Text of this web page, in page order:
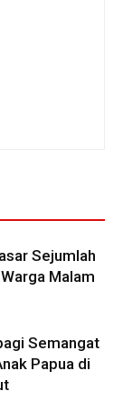
Sejumlah
Malam
Semangat
Papua di